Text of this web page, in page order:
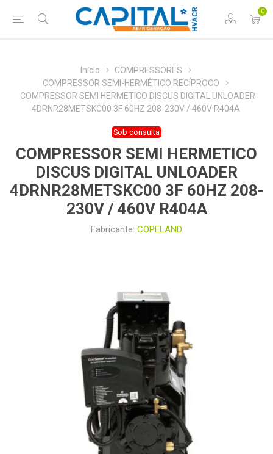
0
Início
COMPRESSORES
COMPRESSOR SEMI-HERMÉTICO RECÍPROCO
COMPRESSOR SEMI HERMETICO DISCUS DIGITAL UNLOADER
4DRNR28METSKC00 3F 60HZ 208-230V / 460V R404A
Sob consulta
COMPRESSOR SEMI HERMETICO
DISCUS DIGITAL UNLOADER
4DRNR28METSKC00 3F 60HZ 208-
230V / 460V R404A
Fabricante: COPELAND